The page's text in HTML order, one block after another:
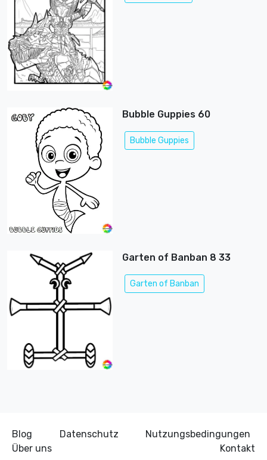
Bubble Guppies 60
Bubble Guppies
Garten of Banban 8 33
Garten of Banban
Blog Datenschutz
Nutzungsbedingungen
Über uns
Kontakt